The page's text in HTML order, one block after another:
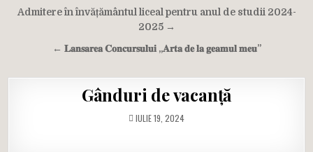
Navigare
articole
Admitere în învățământul liceal pentru anul de studii 2024-
2025 →
← 𝐋𝐚𝐧𝐬𝐚𝐫𝐞𝐚 𝐂𝐨𝐧𝐜𝐮𝐫𝐬𝐮𝐥𝐮𝐢 „𝐀𝐫𝐭𝐚 𝐝𝐞 𝐥𝐚 𝐠𝐞𝐚𝐦𝐮𝐥 𝐦𝐞𝐮”
Gânduri de vacanță
IULIE 19, 2024